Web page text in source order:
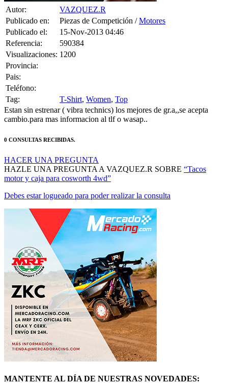
Autor:
VAZQUEZ.R
Publicado en:
Piezas de Competición /Motores
Publicado el:
15-Nov-2013 04:46
Referencia:
590384
Visualizaciones: 1200
Provincia:
Pais:
Teléfono:
Tag:
T-Shirt, Women, Top
Estan sin estrenar ( vibra technics) los mejores de gr.a,,se acepta
cambio.para mas informacion al tlf o wasap..
0 CONSULTAS RECIBIDAS.
HACER UNA PREGUNTA
HAZLE UNA PREGUNTA A VAZQUEZ.R SOBRE “Tacos
motor y caja para cosworth 4wd”
Debes estar logueado para poder realizar la consulta
MANTENTE AL DÍA DE NUESTRAS NOVEDADES: